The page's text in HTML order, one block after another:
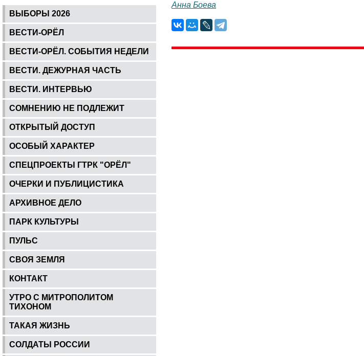
ВЫБОРЫ 2026
ВЕСТИ-ОРЁЛ
ВЕСТИ-ОРЁЛ. СОБЫТИЯ НЕДЕЛИ
ВЕСТИ. ДЕЖУРНАЯ ЧАСТЬ
ВЕСТИ. ИНТЕРВЬЮ
СОМНЕНИЮ НЕ ПОДЛЕЖИТ
ОТКРЫТЫЙ ДОСТУП
ОСОБЫЙ ХАРАКТЕР
СПЕЦПРОЕКТЫ ГТРК "ОРЁЛ"
ОЧЕРКИ И ПУБЛИЦИСТИКА
АРХИВНОЕ ДЕЛО
ПАРК КУЛЬТУРЫ
ПУЛЬС
СВОЯ ЗЕМЛЯ
КОНТАКТ
УТРО С МИТРОПОЛИТОМ
ТИХОНОМ
ТАКАЯ ЖИЗНЬ
СОЛДАТЫ РОССИИ
Анна Боева